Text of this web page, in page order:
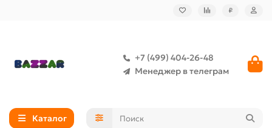
₽
+7 (499) 404-26-48
Менеджер в телеграм
Каталог